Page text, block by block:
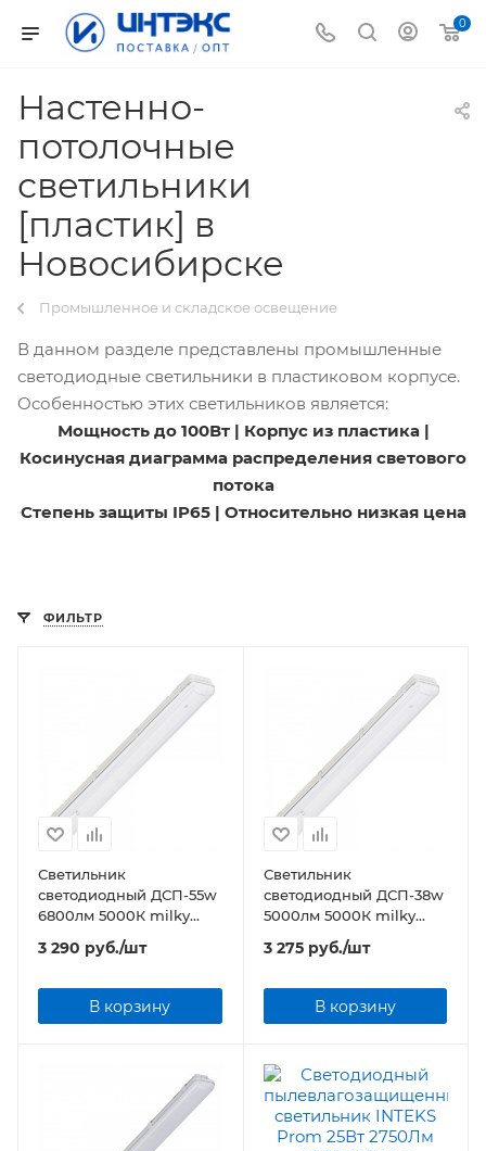
0
Настенно-
потолочные
светильники
[пластик] в
Новосибирске
Промышленное и складское освещение
В данном разделе представлены промышленные
светодиодные светильники в пластиковом корпусе.
Особенностью этих светильников является:
Мощность до 100Вт | Корпус из пластика |
Косинусная диаграмма распределения светового
потока
Степень защиты IP65 | Относительно низкая цена
ФИЛЬТР
Светильник
светодиодный ДСП-55w
6800лм 5000К milky
IP65 ICEBERG
3 290 руб./шт
В корзину
Светильник
светодиодный ДСП-38w
5000лм 5000К milky
IP65 ICEBERG
3 275руб./шт
В корзину